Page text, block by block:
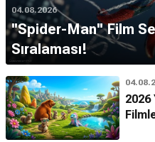
04.08.2026
''Spider-Man'' Film
Sıralaması!
2026